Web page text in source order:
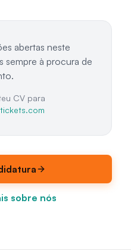
abertas neste
sempre à procura de
CV para
sobre nós